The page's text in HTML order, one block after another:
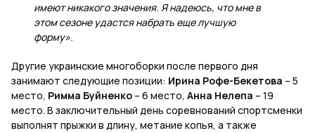
имеют никакого значения. Я надеюсь, что мне в
этом сезоне удастся набрать еще лучшую
форму».
Другие украинские многоборки после первого дня
занимают следующие позиции: Ирина Рофе-Бекетова – 5
место, Римма Буйненко – 6 место, Анна Нелепа – 19
место. В заключительный день соревнований спортсменки
выполнят прыжки в длину, метание копья, а также